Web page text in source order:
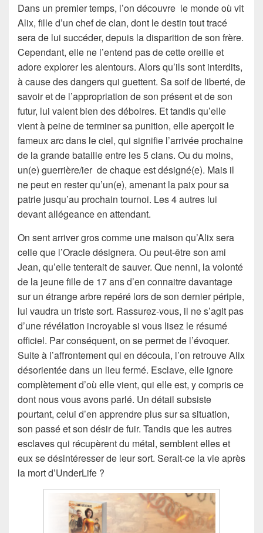
Dans un premier temps, l’on découvre le monde où vit
Alix, fille d’un chef de clan, dont le destin tout tracé
sera de lui succéder, depuis la disparition de son frère.
Cependant, elle ne l’entend pas de cette oreille et
adore explorer les alentours. Alors qu’ils sont interdits,
à cause des dangers qui guettent. Sa soif de liberté, de
savoir et de l’appropriation de son présent et de son
futur, lui valent bien des déboires. Et tandis qu’elle
vient à peine de terminer sa punition, elle aperçoit le
fameux arc dans le ciel, qui signifie l’arrivée prochaine
de la grande bataille entre les 5 clans. Ou du moins,
un(e) guerrière/ier de chaque est désigné(e). Mais il
ne peut en rester qu’un(e), amenant la paix pour sa
patrie jusqu’au prochain tournoi. Les 4 autres lui
devant allégeance en attendant.
On sent arriver gros comme une maison qu’Alix sera
celle que l’Oracle désignera. Ou peut-être son ami
Jean, qu’elle tenterait de sauver. Que nenni, la volonté
de la jeune fille de 17 ans d’en connaitre davantage
sur un étrange arbre repéré lors de son dernier périple,
lui vaudra un triste sort. Rassurez-vous, il ne s’agit pas
d’une révélation incroyable si vous lisez le résumé
officiel. Par conséquent, on se permet de l’évoquer.
Suite à l’affrontement qui en découla, l’on retrouve Alix
désorientée dans un lieu fermé. Esclave, elle ignore
complètement d’où elle vient, qui elle est, y compris ce
dont nous vous avons parlé. Un détail subsiste
pourtant, celui d’en apprendre plus sur sa situation,
son passé et son désir de fuir. Tandis que les autres
esclaves qui récupèrent du métal, semblent elles et
eux se désintéresser de leur sort. Serait-ce la vie après
la mort d’UnderLife ?